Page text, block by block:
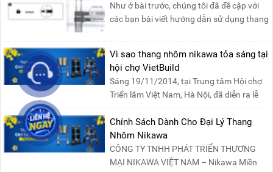
Như ở bài trước, chúng tôi đã đề cập với
các bạn bài viết hướng dẫn sử dụng thang
Vì sao thang nhôm nikawa tỏa sáng tại
hội chợ VietBuild
Sáng 19/11/2014, tại Trung tâm Hội chợ
Triển lãm Việt Nam, Hà Nội, đã diễn ra lễ
khai mạc “Triể....
Chính Sách Dành Cho Đại Lý Thang
Nhôm Nikawa
CÔNG TY TNHH PHÁT TRIỂN THƯƠNG
MẠI NIKAWA VIỆT NAM – Nikawa Miền